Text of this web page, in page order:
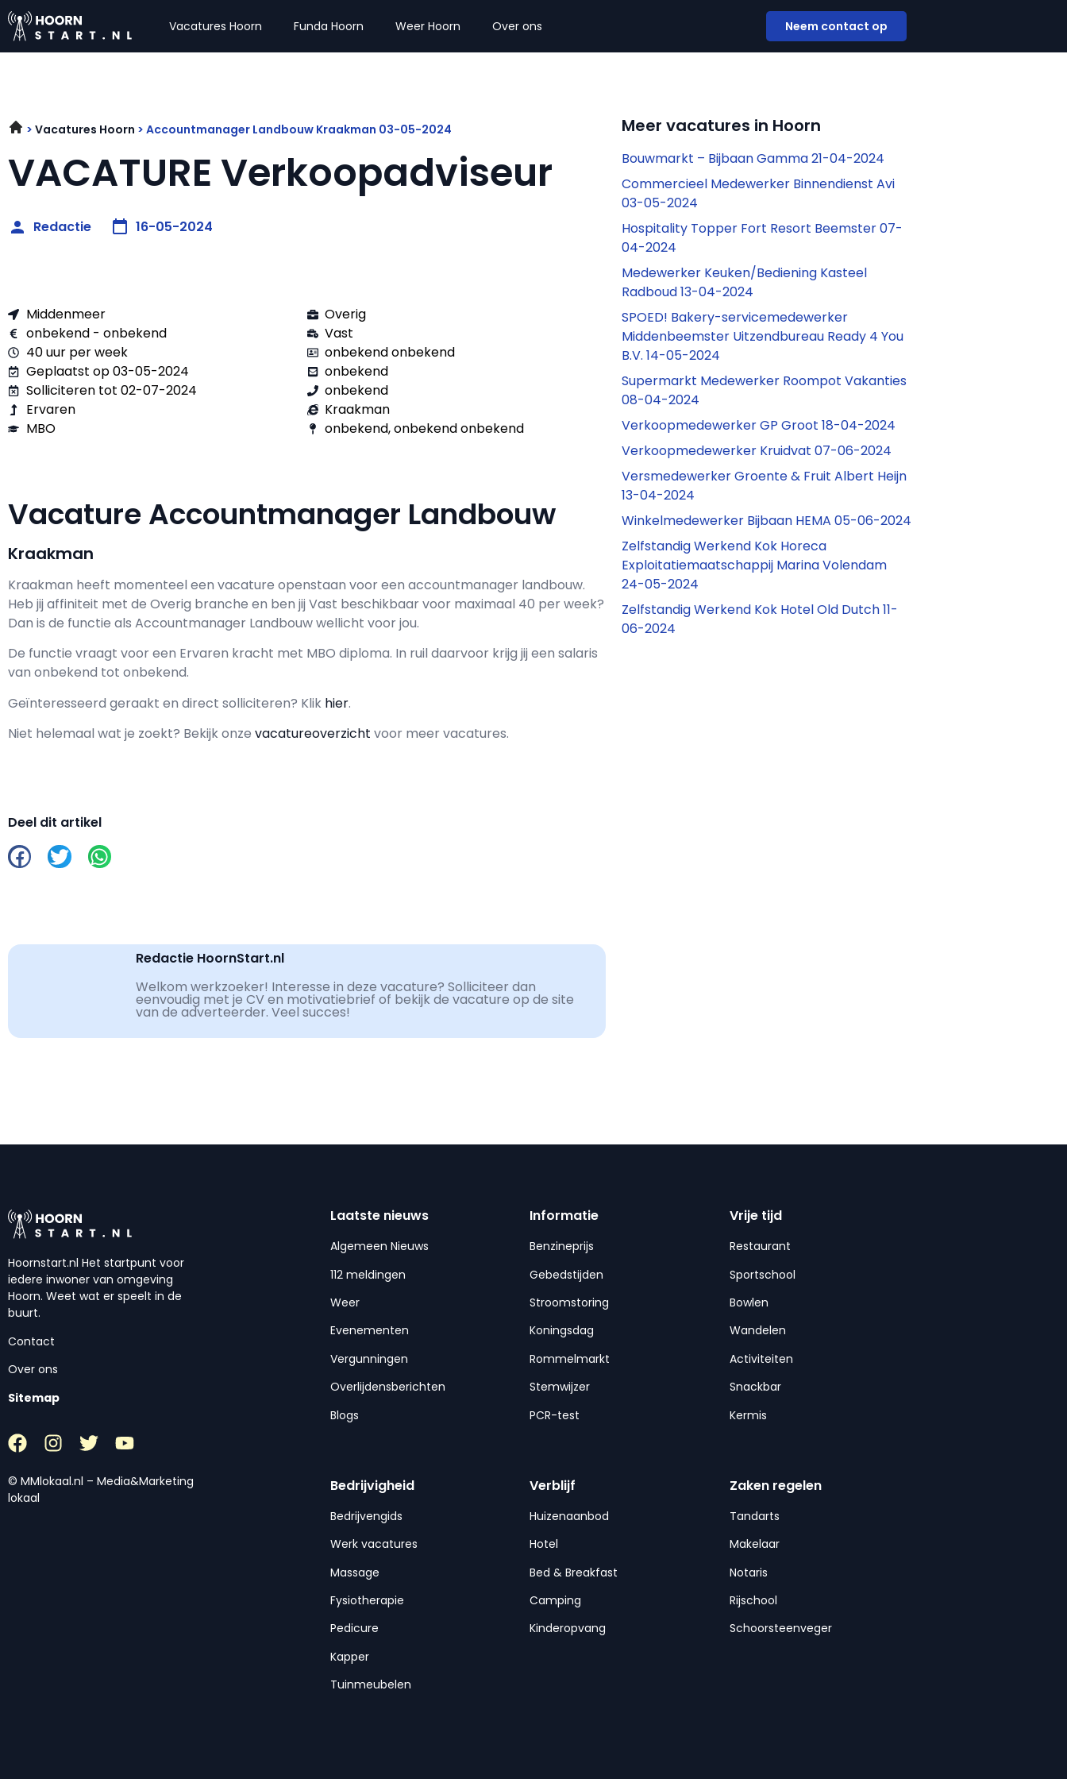
Vacatures Hoorn Funda Hoorn Weer Hoorn Over ons Neem contact op
Vacatures Hoorn Accountmanager Landbouw Kraakman 03-05-2024
VACATURE Verkoopadviseur
Redactie 16-05-2024
Middenmeer
onbekend - onbekend
40 uur per week
Geplaatst op 03-05-2024
Solliciteren tot 02-07-2024
Ervaren
MBO
Overig
Vast
onbekend onbekend
onbekend
onbekend
Kraakman
onbekend, onbekend onbekend
Vacature Accountmanager Landbouw
Kraakman
Kraakman heeft momenteel een vacature openstaan voor een accountmanager landbouw.
Heb jij affiniteit met de Overig branche en ben jij Vast beschikbaar voor maximaal 40 per week?
Dan is de functie als Accountmanager Landbouw wellicht voor jou.
De functie vraagt voor een Ervaren kracht met MBO diploma. In ruil daarvoor krijg jij een salaris
van onbekend tot onbekend.
Geïnteresseerd geraakt en direct solliciteren? Klik hier.
Niet helemaal wat je zoekt? Bekijk onze vacatureoverzicht voor meer vacatures.
Deel dit artikel
Redactie HoornStart.nl
Welkom werkzoeker! Interesse in deze vacature? Solliciteer dan
eenvoudig met je CV en motivatiebrief of bekijk de vacature op de site
van de adverteerder. Veel succes!
Meer vacatures in Hoorn
Bouwmarkt – Bijbaan Gamma 21-04-2024
Commercieel Medewerker Binnendienst Avi
03-05-2024
Hospitality Topper Fort Resort Beemster 07-
04-2024
Medewerker Keuken/Bediening Kasteel
Radboud 13-04-2024
SPOED! Bakery-servicemedewerker
Middenbeemster Uitzendbureau Ready 4 You
B.V. 14-05-2024
Supermarkt Medewerker Roompot Vakanties
08-04-2024
Verkoopmedewerker GP Groot 18-04-2024
Verkoopmedewerker Kruidvat 07-06-2024
Versmedewerker Groente & Fruit Albert Heijn
13-04-2024
Winkelmedewerker Bijbaan HEMA 05-06-2024
Zelfstandig Werkend Kok Horeca
Exploitatiemaatschappij Marina Volendam
24-05-2024
Zelfstandig Werkend Kok Hotel Old Dutch 11-
06-2024
Hoornstart.nl Het startpunt voor
iedere inwoner van omgeving
Hoorn. Weet wat er speelt in de
buurt.
Contact
Over ons
Sitemap
© MMlokaal.nl – Media&Marketing
lokaal
Laatste nieuws
Algemeen Nieuws
112 meldingen
Weer
Evenementen
Vergunningen
Overlijdensberichten
Blogs
Informatie
Benzineprijs
Gebedstijden
Stroomstoring
Koningsdag
Rommelmarkt
Stemwijzer
PCR-test
Vrije tijd
Restaurant
Sportschool
Bowlen
Wandelen
Activiteiten
Snackbar
Kermis
Bedrijvigheid
Bedrijvengids
Werk vacatures
Massage
Fysiotherapie
Pedicure
Kapper
Tuinmeubelen
Verblijf
Huizenaanbod
Hotel
Bed & Breakfast
Camping
Kinderopvang
Zaken regelen
Tandarts
Makelaar
Notaris
Rijschool
Schoorsteenveger